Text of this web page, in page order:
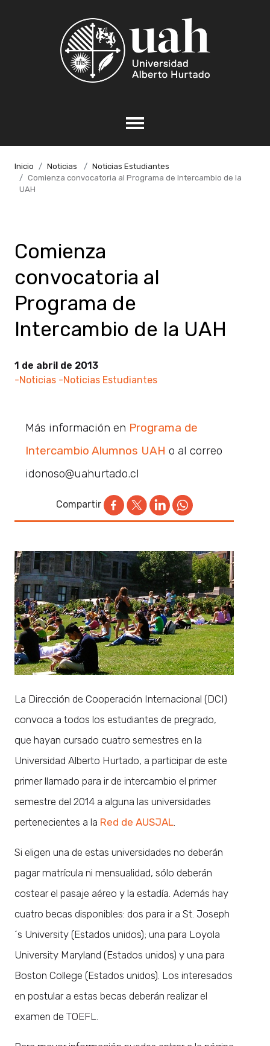
Inicio Noticias
Noticias Estudiantes
Comienza convocatoria al Programa de Intercambio de la
UAH
Comienza
convocatoria al
Programa de
Intercambio de la UAH
1 de abril de 2013
-Noticias -Noticias Estudiantes
Más información en Programa de
Intercambio Alumnos UAH o al correo
idonoso@uahurtado.cl
Compartir
La Dirección de Cooperación Internacional (DCI)
convoca a todos los estudiantes de pregrado,
que hayan cursado cuatro semestres en la
Universidad Alberto Hurtado, a participar de este
primer llamado para ir de intercambio el primer
semestre del 2014 a alguna las universidades
pertenecientes a la Red de AUSJAL
Si eligen una de estas universidades no deberán
pagar matrícula ni mensualidad, sólo deberán
costear el pasaje aéreo y la estadía. Además hay
cuatro becas disponibles: dos para ir a St. Joseph
´s University (Estados unidos); una para Loyola
University Maryland (Estados unidos) y una para
Boston College (Estados unidos). Los interesados
en postular a estas becas deberán realizar el
examen de TOEFL.